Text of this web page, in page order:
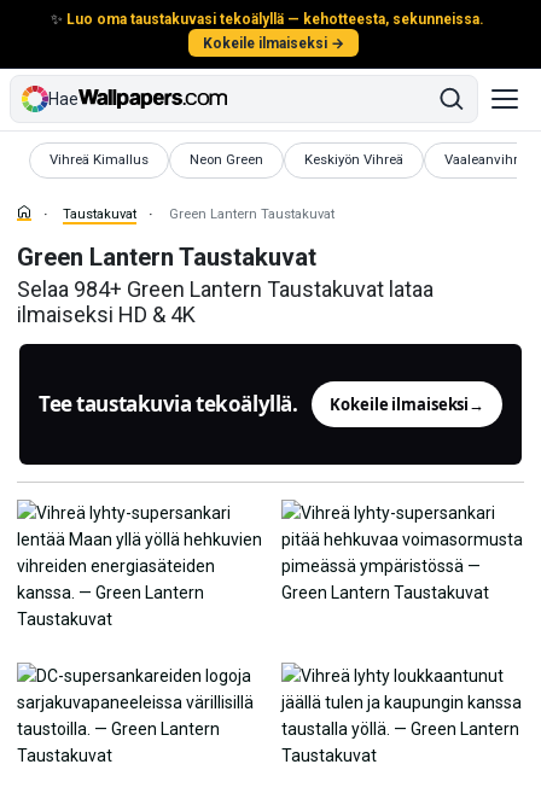
✨ Luo oma taustakuvasi tekoälyllä — kehotteesta, sekunneissa.
Kokeile ilmaiseksi →
Hae
Vihreä Kimallus
Taustakuvat Neon Green
Taustakuvat Keskiyön Vihreä
Taustakuvat Vaaleanvihreä
Taustakuvat
Taustakuvat Green Lantern Taustakuvat
Green Lantern Taustakuvat
Selaa 984+ Green Lantern Taustakuvat lataa
ilmaiseksi HD & 4K
Tee taustakuvia tekoälyllä. Kokeile ilmaiseksi→